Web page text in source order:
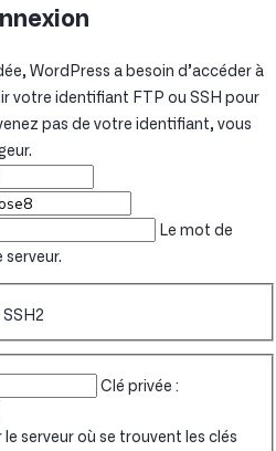
WordPress a besoin d’accéder à
votre identifiant FTP ou SSH pour
pas de votre identifiant, vous
Le mot de
serveur.
SSH2
Clé privée :
serveur où se trouvent les clés